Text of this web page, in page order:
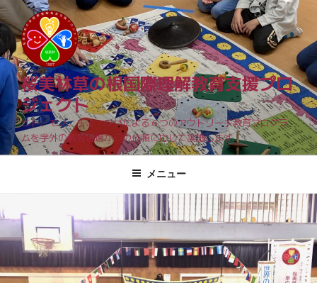
コ
ン
テ
ン
ツ
へ
ス
キ
桜美林草の根国際理解教育支援プロ
ジェクト
ヒト、モノ、チエ・ワザによる６つのアウトリーチ教育プログラ
ムを学外の教育現場からの依頼に応じて実施します
メニュー